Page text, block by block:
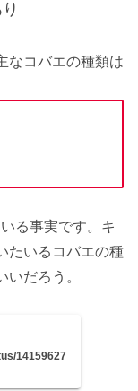
なコバエの種類は
る事実です。キ
たいるコバエの種
だろう。
14159627